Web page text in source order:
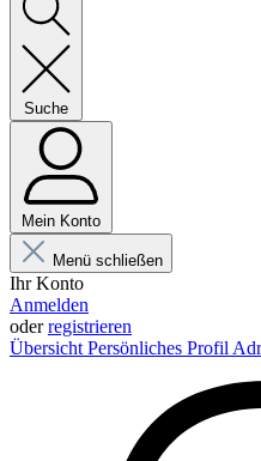
Suche
Mein Konto
Menü schließen
Ihr Konto
Anmelden
oderregistrieren
Übersicht Persönliches Profil